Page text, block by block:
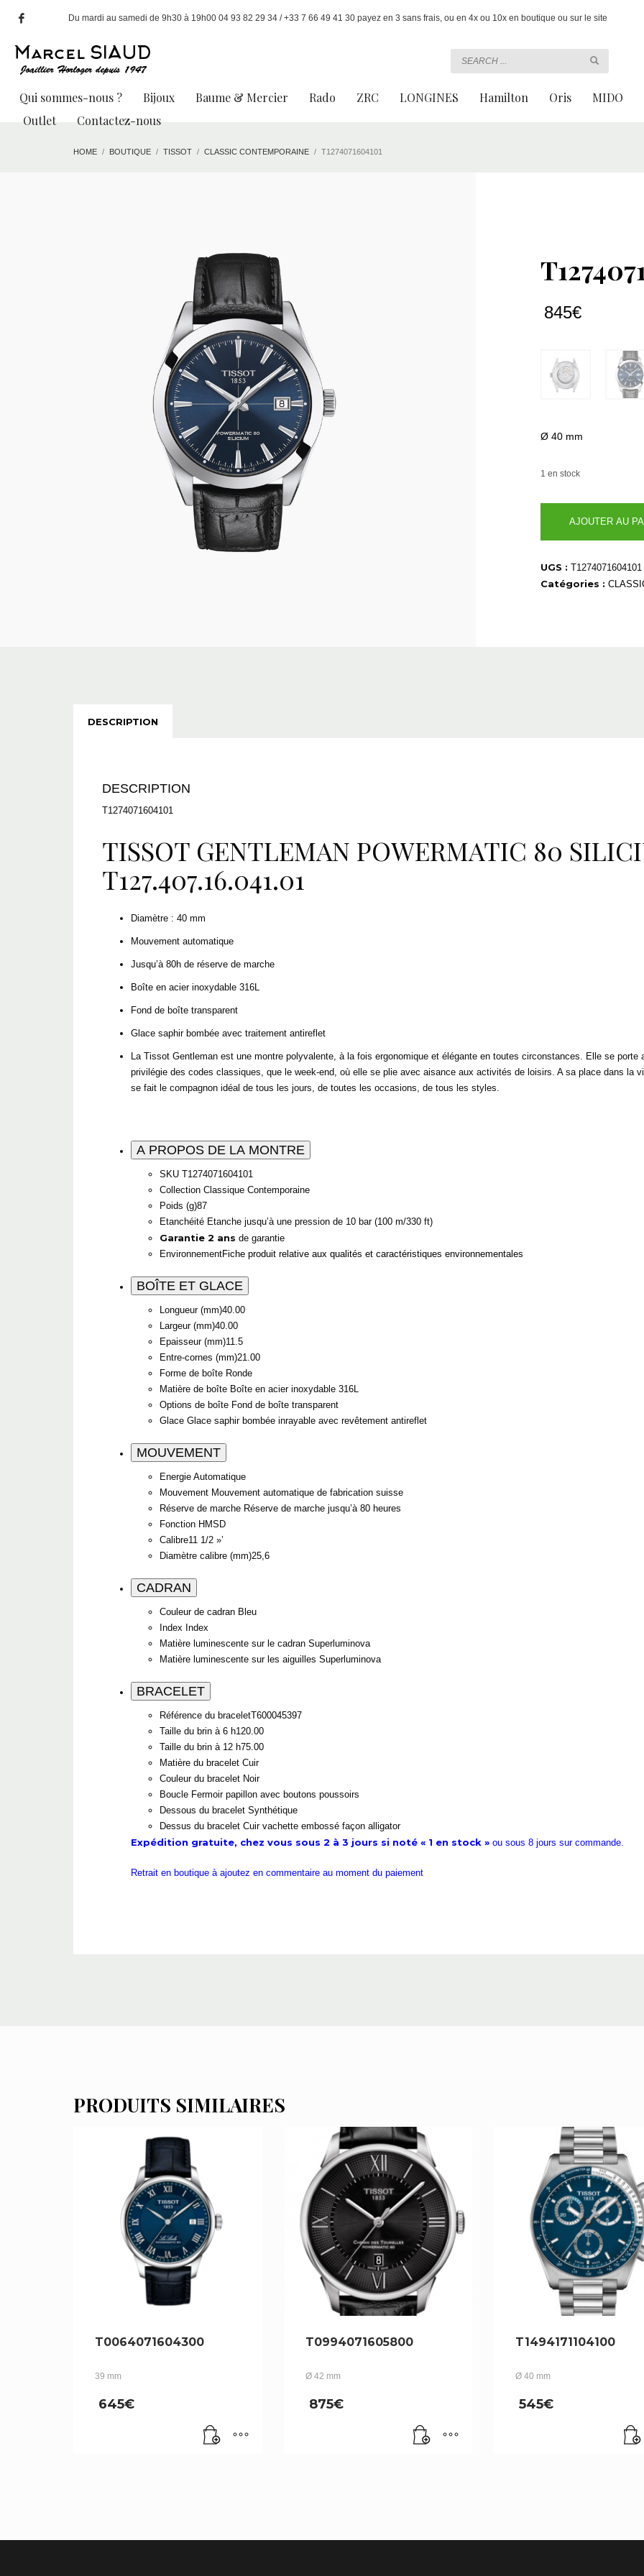
Du mardi au samedi de 9h30 à 19h00 04 93 82 29 34 / +33 7 66 49 41 30 payez en 3 sans frais, ou en 4x ou 10x en boutique ou sur le site
Qui sommes-nous ? Bijoux Baume & Mercier Rado ZRC LONGINES Hamilton Oris
MIDO
Outlet
Contactez-nous
HOME BOUTIQUE TISSOT CLASSIC CONTEMPORAINE T1274071604101
845€
Ø 40 mm
1 en stock
T1274071604101
AJOUTER AU
UGS : T1274071604101
Catégories :
DESCRIPTION
DESCRIPTION
T1274071604101
TISSOT GENTLEMAN POWERMATIC 80
T127.407.16.041.01
Diamètre : 40 mm
Mouvement automatique
Jusqu’à 80h de réserve de marche
Boîte en acier inoxydable 316L
Fond de boîte transparent
Glace saphir bombée avec traitement antireflet
La Tissot Gentleman est une montre polyvalente, à la fois ergonomique et élégante en toutes circonstances. Elle se porte
privilégie des codes classiques, que le week-end, où elle se plie avec aisance aux activités de loisirs. A sa place dans la
se fait le compagnon idéal de tous les jours, de toutes les occasions, de tous les styles.
A PROPOS DE LA MONTRE
SKU T1274071604101
Collection Classique Contemporaine
Poids (g)87
Etanchéité Etanche jusqu’à une pression de 10 bar (100 m/330 ft)
Garantie 2 ans de garantie
EnvironnementFiche produit relative aux qualités et caractéristiques environnementales
BOÎTE ET GLACE
Longueur (mm)40.00
Largeur (mm)40.00
Epaisseur (mm)11.5
Entre-cornes (mm)21.00
Forme de boîte Ronde
Matière de boîte Boîte en acier inoxydable 316L
Options de boîte Fond de boîte transparent
Glace Glace saphir bombée inrayable avec revêtement antireflet
MOUVEMENT
Energie Automatique
Mouvement Mouvement automatique de fabrication suisse
Réserve de marche Réserve de marche jusqu’à 80 heures
Fonction HMSD
Calibre11 1/2 »’
Diamètre calibre (mm)25,6
CADRAN
Couleur de cadran Bleu
Index Index
Matière luminescente sur le cadran Superluminova
Matière luminescente sur les aiguilles Superluminova
BRACELET
Référence du braceletT600045397
Taille du brin à 6 h120.00
Taille du brin à 12 h75.00
Matière du bracelet Cuir
Couleur du bracelet Noir
Boucle Fermoir papillon avec boutons poussoirs
Dessous du bracelet Synthétique
Dessus du bracelet Cuir vachette embossé façon alligator
Expédition gratuite, chez vous sous 2 à 3 jours si noté « 1 en stock » ou sous 8 jours sur commande.
Retrait en boutique à ajoutez en commentaire au moment du paiement
PRODUITS SIMILAIRES
T0064071604300
39 mm
645€
T0994071605800
Ø 42 mm
875€
T1494171104100
Ø 40 mm
545€